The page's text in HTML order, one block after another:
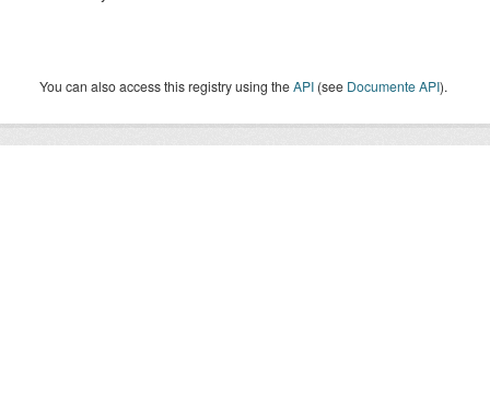
You can also access this registry using theAPI (see Documente API).